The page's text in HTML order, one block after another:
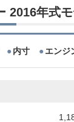
2016年式
内寸 エンジ